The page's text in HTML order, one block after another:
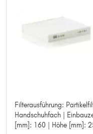
Filterausführung:
Handschuhfach |
[mm]: 160 | Höhe [mm]:
Filterausführung:
Einbauseite: hinter dem
Einbauzeit [min]: 12